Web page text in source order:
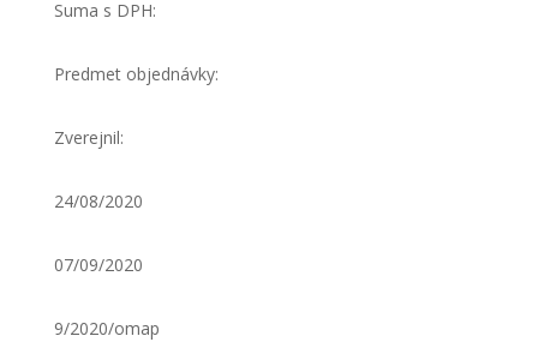
Suma s DPH:
Predmet objednávky:
Zverejnil:
24/08/2020
07/09/2020
9/2020/omap